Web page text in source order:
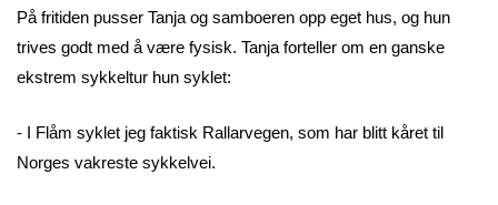
På fritiden pusser Tanja og samboeren opp eget hus, og hun
trives godt med å være fysisk. Tanja forteller om en ganske
ekstrem sykkeltur hun syklet:
- I Flåm syklet jeg faktisk Rallarvegen, som har blitt kåret til
Norges vakreste sykkelvei.